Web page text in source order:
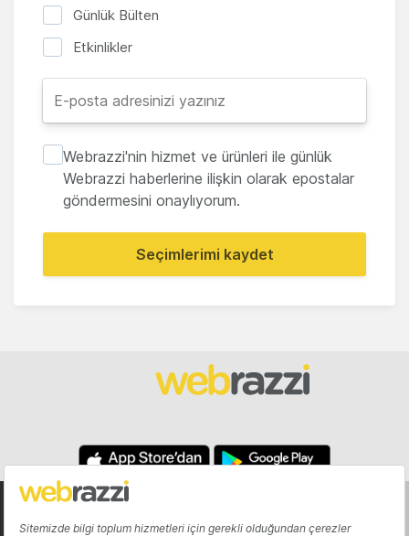
Günlük Bülten
Etkinlikler
Webrazzi'nin hizmet ve ürünleri ile günlük
Webrazzi haberlerine ilişkin olarak epostalar
göndermesini onaylıyorum.
Seçimlerimi kaydet